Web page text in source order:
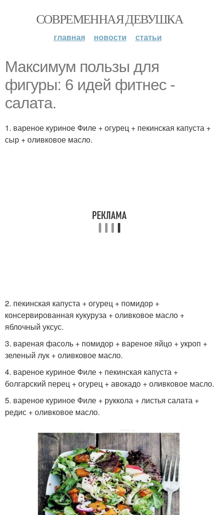
СОВРЕМЕННАЯ ДЕВУШКА
главная новости статьи
Максимум пользы для
фигуры: 6 идей фитнес -
салата.
1. вареное куриное Филе + огурец + пекинская капуста +
сыр + оливковое масло.
2. пекинская капуста + огурец + помидор +
консервированная кукуруза + оливковое масло +
яблочный уксус.
3. вареная фасоль + помидор + вареное яйцо + укроп +
зеленый лук + оливковое масло.
4. вареное куриное Филе + пекинская капуста +
болгарский перец + огурец + авокадо + оливковое масло.
5. вареное куриное Филе + руккола + листья салата +
редис + оливковое масло.